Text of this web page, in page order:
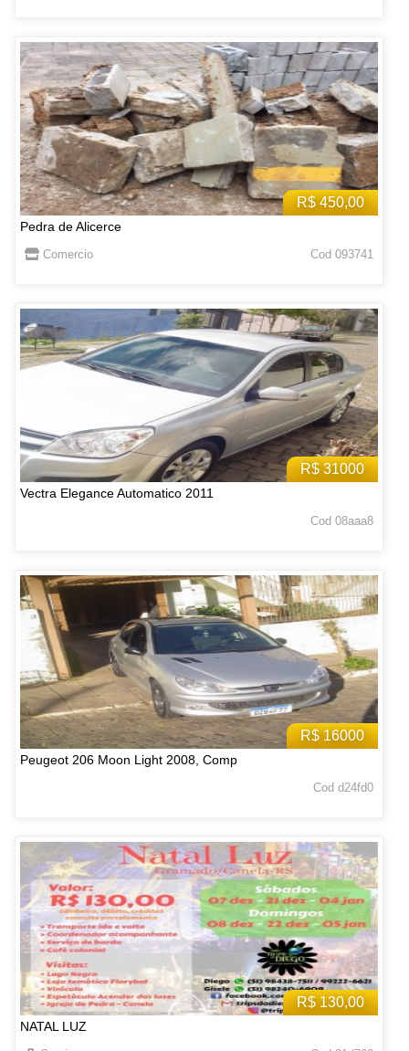
R$ 450,00
Pedra de Alicerce
Comercio Cod 093741
R$ 31000
Vectra Elegance Automatico 2011
Cod 08aaa8
R$ 16000
Peugeot 206 Moon Light 2008, Comp
Cod d24fd0
R$ 130,00
NATAL LUZ